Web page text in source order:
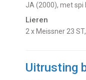
JA (2000), met spi
Lieren
2 x Meissner 23
Uitrusting